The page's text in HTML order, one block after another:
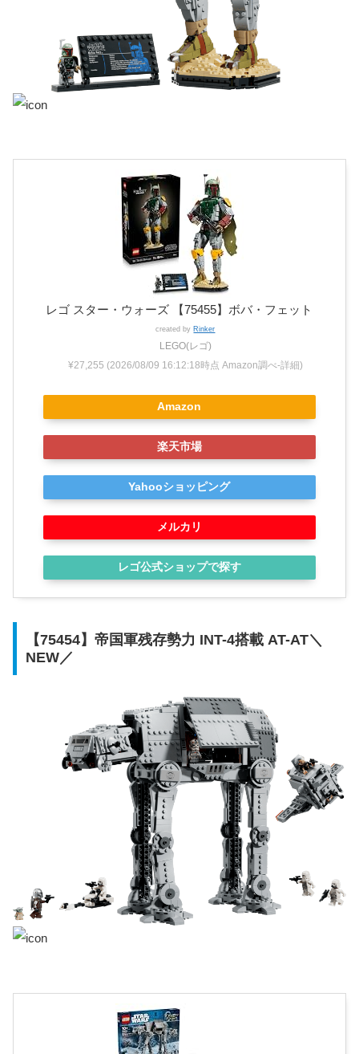
レゴ スター・ウォーズ 【75455】ボバ・フェット
created by Rinker
LEGO(レゴ)
¥27,255 (2026/08/09 16:12:18時点 Amazon調べ-詳細)
Amazon
楽天市場
Yahooショッピング
メルカリ
レゴ公式ショップで探す
【75454】帝国軍残存勢力 INT-4搭載 AT-AT＼
NEW／